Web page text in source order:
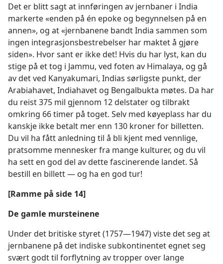
Det er blitt sagt at innføringen av jernbaner i India
markerte «enden på én epoke og begynnelsen på en
annen», og at «jernbanene bandt India sammen som
ingen integrasjonsbestrebelser har maktet å gjøre
siden». Hvor sant er ikke det! Hvis du har lyst, kan du
stige på et tog i Jammu, ved foten av Himalaya, og gå
av det ved Kanyakumari, Indias sørligste punkt, der
Arabiahavet, Indiahavet og Bengalbukta møtes. Da har
du reist 375 mil gjennom 12 delstater og tilbrakt
omkring 66 timer på toget. Selv med køyeplass har du
kanskje ikke betalt mer enn 130 kroner for billetten.
Du vil ha fått anledning til å bli kjent med vennlige,
pratsomme mennesker fra mange kulturer, og du vil
ha sett en god del av dette fascinerende landet. Så
bestill en billett — og ha en god tur!
[Ramme på side 14]
De gamle mursteinene
Under det britiske styret (1757—1947) viste det seg at
jernbanene på det indiske subkontinentet egnet seg
svært godt til forflytning av tropper over lange